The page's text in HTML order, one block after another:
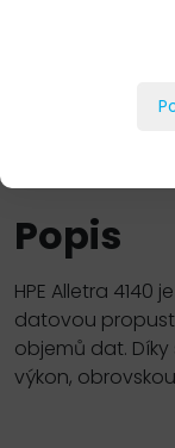
Popis
HPE Alletra
datovou
objemů dat.
výkon,